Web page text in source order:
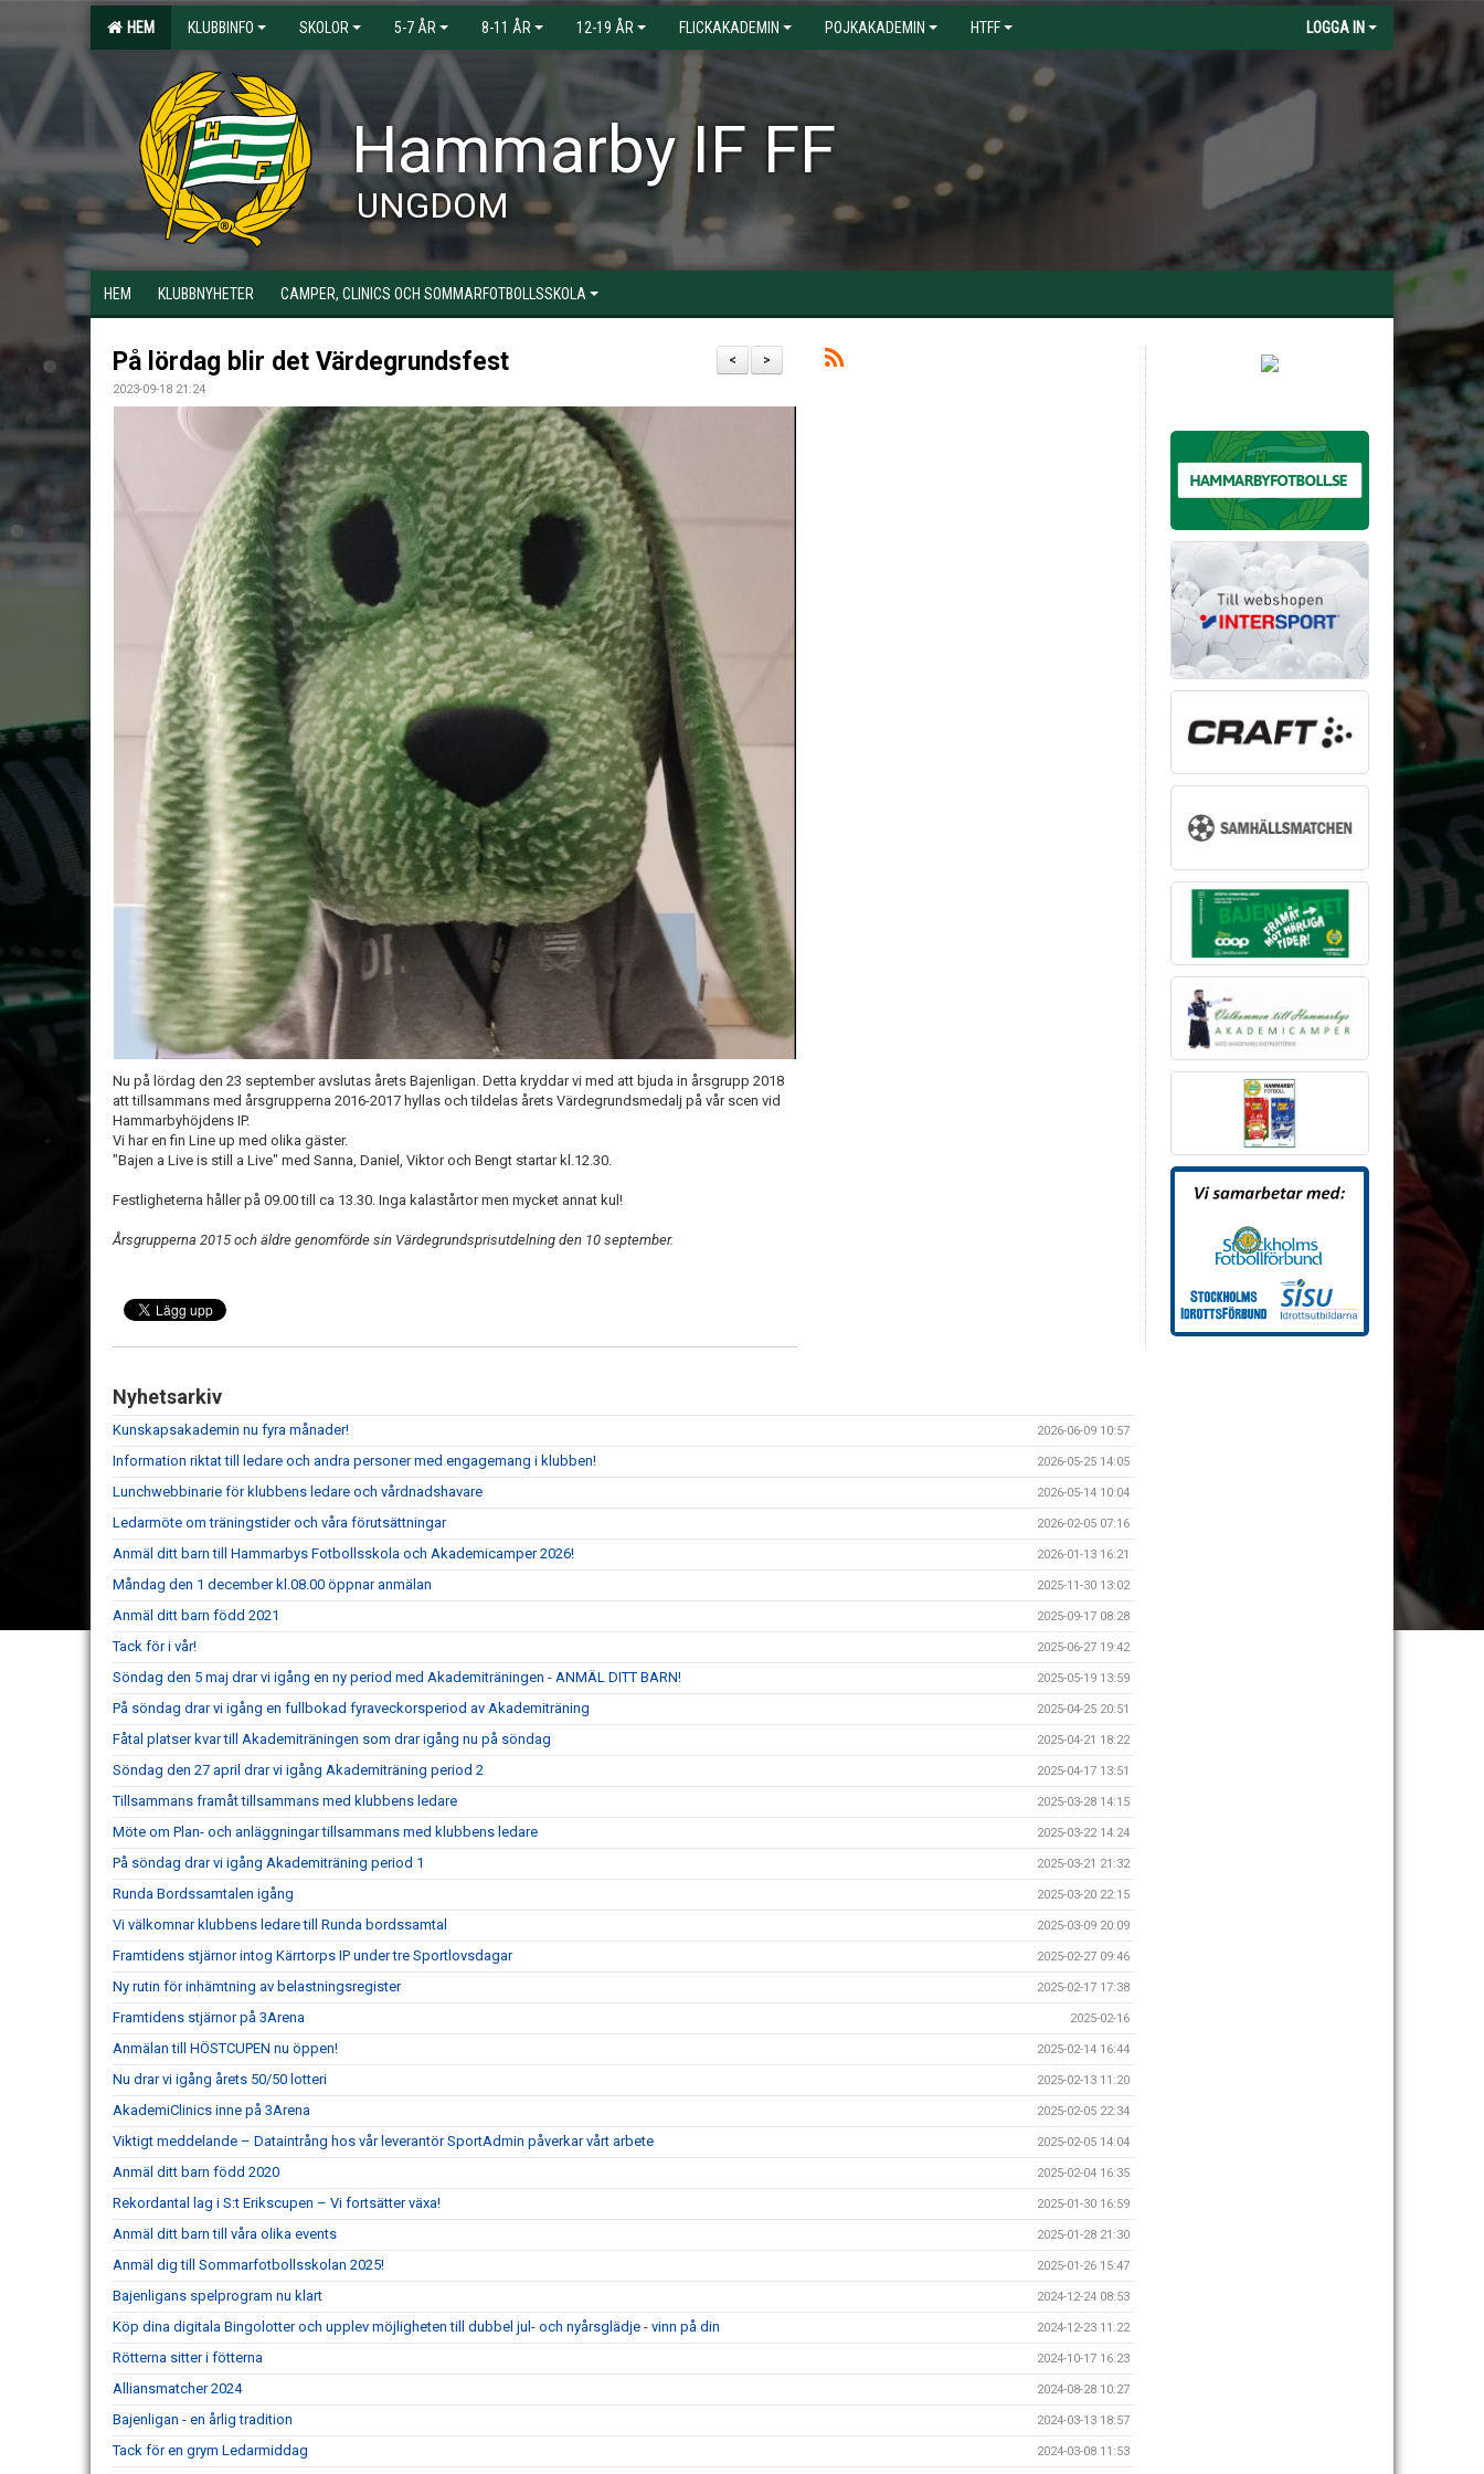
HEM KLUBBINFO SKOLOR 5-7 ÅR 8-11 ÅR 12-19 ÅR FLICKAKADEMIN POJKAKADEMIN HTFF LOGGA IN
Hammarby IF FF
UNGDOM
HEM KLUBBNYHETER CAMPER, CLINICS OCH SOMMARFOTBOLLSSKOLA
>
<
På lördag blir det Värdegrundsfest
2023-09-18 21:24
Nu på lördag den 23 september avslutas årets Bajenligan. Detta kryddar vi med att bjuda in årsgrupp 2018
att tillsammans med årsgrupperna 2016-2017 hyllas och tildelas årets Värdegrundsmedalj på vår scen vid
Hammarbyhöjdens IP.
Vi har en fin Line up med olika gäster.
"Bajen a Live is still a Live" med Sanna, Daniel, Viktor och Bengt startar kl.12.30.
Festligheterna håller på 09.00 till ca 13.30. Inga kalastårtor men mycket annat kul!
Årsgrupperna 2015 och äldre genomförde sin Värdegrundsprisutdelning den 10 september.
Nyhetsarkiv
Kunskapsakademin nu fyra månader! 2026-06-09 10:57
Information riktat till ledare och andra personer med engagemang i klubben! 2026-05-25 14:05
Lunchwebbinarie för klubbens ledare och vårdnadshavare 2026-05-14 10:04
Ledarmöte om träningstider och våra förutsättningar 2026-02-05 07:16
Anmäl ditt barn till Hammarbys Fotbollsskola och Akademicamper 2026! 2026-01-13 16:21
Måndag den 1 december kl.08.00 öppnar anmälan 2025-11-30 13:02
Anmäl ditt barn född 2021 2025-09-17 08:28
Tack för i vår! 2025-06-27 19:42
Söndag den 5 maj drar vi igång en ny period med Akademiträningen - ANMÄL DITT BARN! 2025-05-19 13:59
På söndag drar vi igång en fullbokad fyraveckorsperiod av Akademiträning 2025-04-25 20:51
Fåtal platser kvar till Akademiträningen som drar igång nu på söndag 2025-04-21 18:22
Söndag den 27 april drar vi igång Akademiträning period 2 2025-04-17 13:51
Tillsammans framåt tillsammans med klubbens ledare 2025-03-28 14:15
Möte om Plan- och anläggningar tillsammans med klubbens ledare 2025-03-22 14:24
På söndag drar vi igång Akademiträning period 1 2025-03-21 21:32
Runda Bordssamtalen igång 2025-03-20 22:15
Vi välkomnar klubbens ledare till Runda bordssamtal 2025-03-09 20:09
Framtidens stjärnor intog Kärrtorps IP under tre Sportlovsdagar 2025-02-27 09:46
Ny rutin för inhämtning av belastningsregister 2025-02-17 17:38
Framtidens stjärnor på 3Arena 2025-02-16
Anmälan till HÖSTCUPEN nu öppen! 2025-02-14 16:44
Nu drar vi igång årets 50/50 lotteri 2025-02-13 11:20
AkademiClinics inne på 3Arena 2025-02-05 22:34
Viktigt meddelande – Dataintrång hos vår leverantör SportAdmin påverkar vårt arbete 2025-02-05 14:04
Anmäl ditt barn född 2020 2025-02-04 16:35
Rekordantal lag i S:t Erikscupen – Vi fortsätter växa! 2025-01-30 16:59
Anmäl ditt barn till våra olika events 2025-01-28 21:30
Anmäl dig till Sommarfotbollsskolan 2025! 2025-01-26 15:47
Bajenligans spelprogram nu klart 2024-12-24 08:53
Köp dina digitala Bingolotter och upplev möjligheten till dubbel jul- och nyårsglädje - vinn på din 2024-12-23 11:22
Rötterna sitter i fötterna 2024-10-17 16:23
Alliansmatcher 2024 2024-08-28 10:27
Bajenligan - en årlig tradition 2024-03-13 18:57
Tack för en grym Ledarmiddag 2024-03-08 11:53